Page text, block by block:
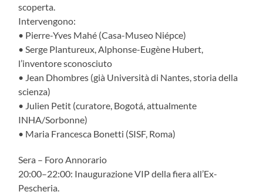
scoperta.
Intervengono:
• Pierre-Yves Mahé (Casa-Museo Niépce)
• Serge Plantureux, Alphonse-Eugène Hubert,
l’inventore sconosciuto
• Jean Dhombres (già Università di Nantes, storia della
scienza)
• Julien Petit (curatore, Bogotá, attualmente
INHA/Sorbonne)
• Maria Francesca Bonetti (SISF, Roma)
Sera – Foro Annorario
20:00–22:00: Inaugurazione VIP della fiera all’Ex-
Pescheria.